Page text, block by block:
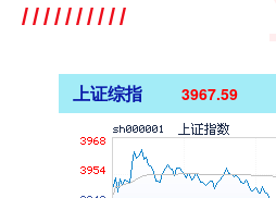
上证综指 3967.59